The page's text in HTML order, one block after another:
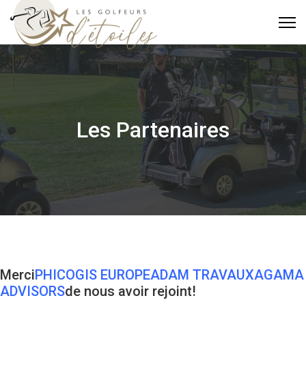
Les Partenaires
MerciPHICOGIS EUROPEADAM TRAVAUXAGAMA
ADVISORSde nous avoir rejoint!